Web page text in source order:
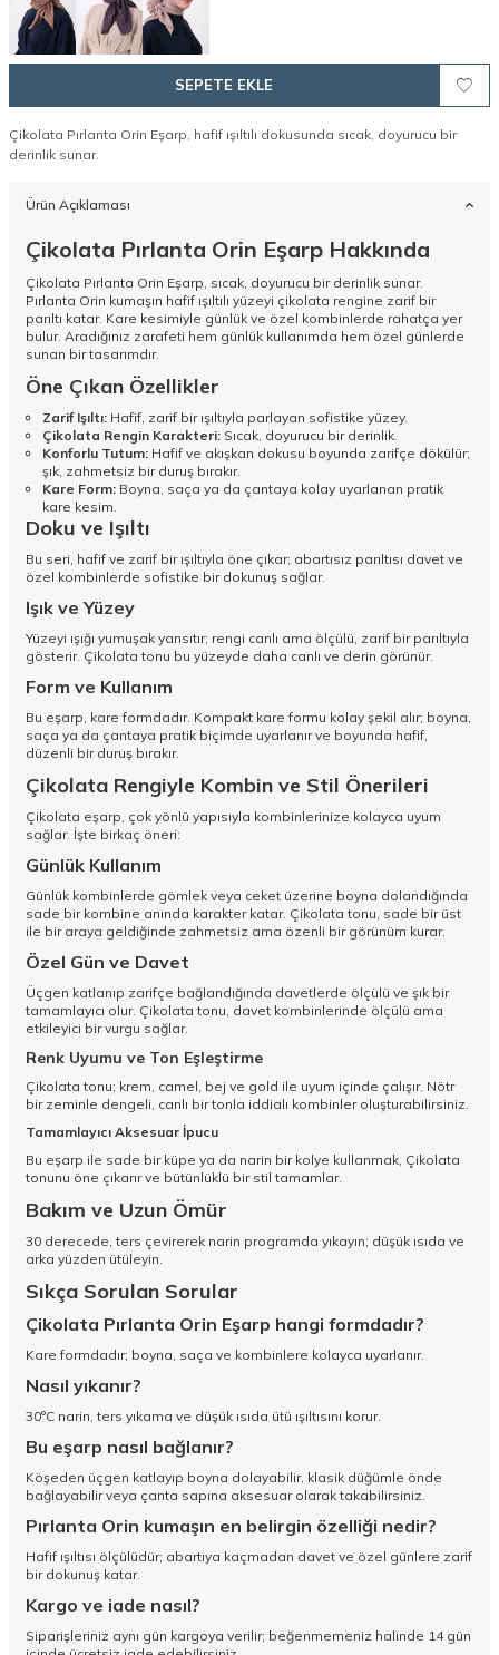
SEPETE EKLE
Çikolata Pırlanta Orin Eşarp, hafif ışıltılı dokusunda sıcak, doyurucu bir
derinlik sunar.
Ürün Açıklaması
Çikolata Pırlanta Orin Eşarp Hakkında
Çikolata Pırlanta Orin Eşarp, sıcak, doyurucu bir derinlik sunar.
Pırlanta Orin kumaşın hafif ışıltılı yüzeyi çikolata rengine zarif bir
parıltı katar. Kare kesimiyle günlük ve özel kombinlerde rahatça yer
bulur. Aradığınız zarafeti hem günlük kullanımda hem özel günlerde
sunan bir tasarımdır.
Öne Çıkan Özellikler
Zarif Işıltı: Hafif, zarif bir ışıltıyla parlayan sofistike yüzey.
Çikolata Rengin Karakteri: Sıcak, doyurucu bir derinlik.
Konforlu Tutum: Hafif ve akışkan dokusu boyunda zarifçe dökülür;
şık, zahmetsiz bir duruş bırakır.
Kare Form: Boyna, saça ya da çantaya kolay uyarlanan pratik
kare kesim.
Doku ve Işıltı
Bu seri, hafif ve zarif bir ışıltıyla öne çıkar; abartısız parıltısı davet ve
özel kombinlerde sofistike bir dokunuş sağlar.
Işık ve Yüzey
Yüzeyi ışığı yumuşak yansıtır; rengi canlı ama ölçülü, zarif bir parıltıyla
gösterir. Çikolata tonu bu yüzeyde daha canlı ve derin görünür.
Form ve Kullanım
Bu eşarp, kare formdadır. Kompakt kare formu kolay şekil alır; boyna,
saça ya da çantaya pratik biçimde uyarlanır ve boyunda hafif,
düzenli bir duruş bırakır.
Çikolata Rengiyle Kombin ve Stil Önerileri
Çikolata eşarp, çok yönlü yapısıyla kombinlerinize kolayca uyum
sağlar. İşte birkaç öneri:
Günlük Kullanım
Günlük kombinlerde gömlek veya ceket üzerine boyna dolandığında
sade bir kombine anında karakter katar. Çikolata tonu, sade bir üst
ile bir araya geldiğinde zahmetsiz ama özenli bir görünüm kurar.
Özel Gün ve Davet
Üçgen katlanıp zarifçe bağlandığında davetlerde ölçülü ve şık bir
tamamlayıcı olur. Çikolata tonu, davet kombinlerinde ölçülü ama
etkileyici bir vurgu sağlar.
Renk Uyumu ve Ton Eşleştirme
Çikolata tonu; krem, camel, bej ve gold ile uyum içinde çalışır. Nötr
bir zeminle dengeli, canlı bir tonla iddialı kombinler oluşturabilirsiniz.
Tamamlayıcı Aksesuar İpucu
Bu eşarp ile sade bir küpe ya da narin bir kolye kullanmak, Çikolata
tonunu öne çıkarır ve bütünlüklü bir stil tamamlar.
Bakım ve Uzun Ömür
30 derecede, ters çevirerek narin programda yıkayın; düşük ısıda ve
arka yüzden ütüleyin.
Sıkça Sorulan Sorular
Çikolata Pırlanta Orin Eşarp hangi formdadır?
Kare formdadır; boyna, saça ve kombinlere kolayca uyarlanır.
Nasıl yıkanır?
30°C narin, ters yıkama ve düşük ısıda ütü ışıltısını korur.
Bu eşarp nasıl bağlanır?
Köşeden üçgen katlayıp boyna dolayabilir, klasik düğümle önde
bağlayabilir veya çanta sapına aksesuar olarak takabilirsiniz.
Pırlanta Orin kumaşın en belirgin özelliği nedir?
Hafif ışıltısı ölçülüdür; abartıya kaçmadan davet ve özel günlere zarif
bir dokunuş katar.
Kargo ve iade nasıl?
Siparişleriniz aynı gün kargoya verilir; beğenmemeniz halinde 14 gün